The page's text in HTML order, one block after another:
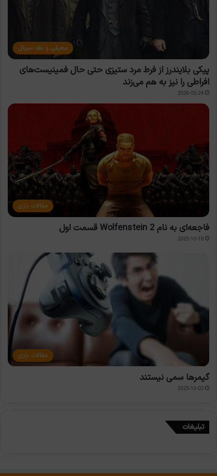
معرفی و نقد سریال
پیکی بلایندرز از فرط مرد ستیزی حتی حال فمینیست‌های
افراطی را نیز به هم می‌زند
2026-05-24
مقالات بازی
فاجعه‌ای به نام Wolfenstein 2 قسمت اول
2025-10-18
مقالات بازی
گیمرها سمی نیستند
2025-10-02
تبلیغات